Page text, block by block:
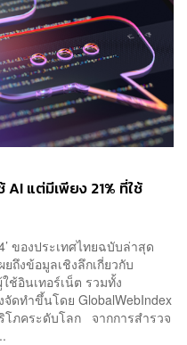
AI แต่มีเพียง 21% ที่ใช้
ของประเทศไทยฉบับล่าสุด
ยถึงข้อมูลเชิงลึกเกี่ยวกับ
อินเทอร์เน็ต รวมทั้ง
ดทำขึ้นโดย GlobalWebIndex
โภคระดับโลก จากการสำรวจ